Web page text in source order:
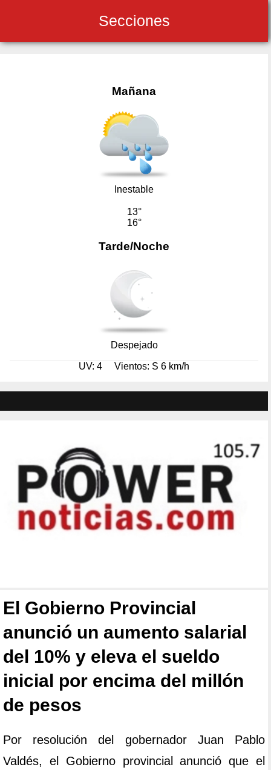
Secciones
Mañana
Inestable
13°
16°
Tarde/Noche
Despejado
UV: 4 Vientos: S 6 km/h
El Gobierno Provincial
anunció un aumento salarial
del 10% y eleva el sueldo
inicial por encima del millón
de pesos
Por resolución del gobernador Juan Pablo
Valdés, el Gobierno provincial anunció que el